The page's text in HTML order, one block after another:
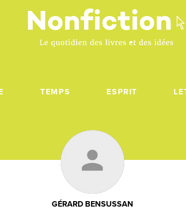
TEMPS ESPRIT
GÉRARD BENSUSSAN